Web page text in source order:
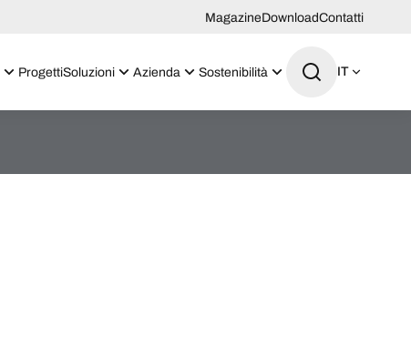
MagazineDownloadContatti
ProgettiSoluzioni Azienda Sostenibilità IT